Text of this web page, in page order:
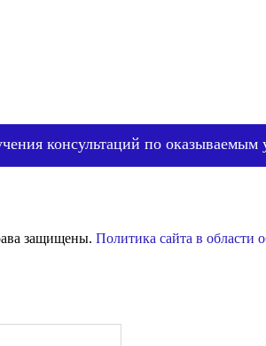
консультаций по оказываемым
защищены. Политика сайта в области